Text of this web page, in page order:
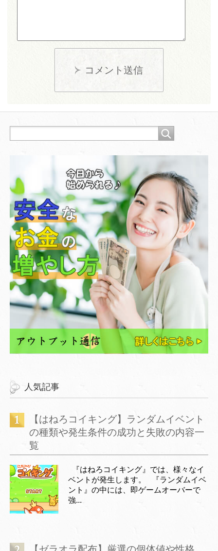
コメント送信
人気記事
【はねろコイキング】ランダムイベント
の種類や発生条件の成功と失敗の内容一
覧
『はねろコイキング』では、様々なイ
ベントが発生します。 『ランダムイベ
ント』の中には、即ゲームオーバーで
強...